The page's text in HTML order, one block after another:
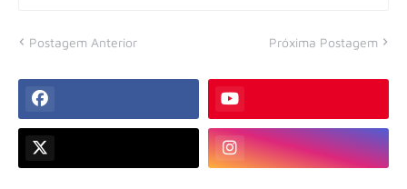
Postagem Anterior Próxima Postagem